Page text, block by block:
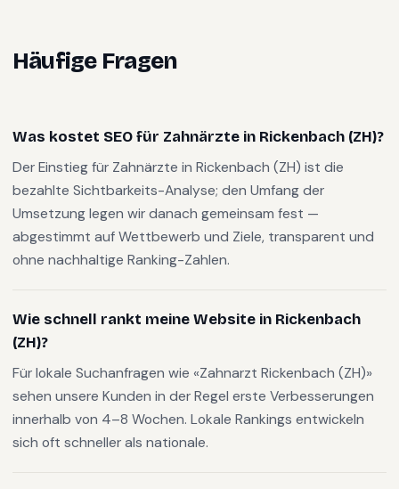
Häufige Fragen
Was kostet SEO für Zahnärzte in Rickenbach (ZH)?
Der Einstieg für Zahnärzte in Rickenbach (ZH) ist die
bezahlte Sichtbarkeits-Analyse; den Umfang der
Umsetzung legen wir danach gemeinsam fest —
abgestimmt auf Wettbewerb und Ziele, transparent und
ohne nachhaltige Ranking-Zahlen.
Wie schnell rankt meine Website in Rickenbach
(ZH)?
Für lokale Suchanfragen wie «Zahnarzt Rickenbach (ZH)»
sehen unsere Kunden in der Regel erste Verbesserungen
innerhalb von 4–8 Wochen. Lokale Rankings entwickeln
sich oft schneller als nationale.